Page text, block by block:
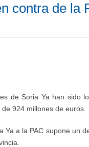
contra de la
de Soria Ya han sido
924 millones de euros.
a la PAC supone un